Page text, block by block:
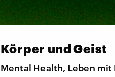
Körper und Geist
Mental Health, Leben mit